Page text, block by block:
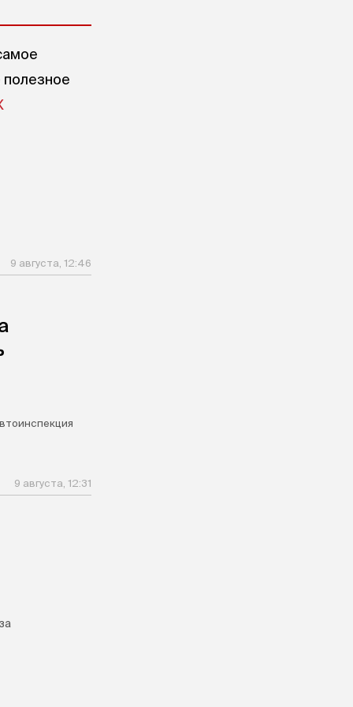
полезное
9 августа, 12:46
9 августа, 12:31